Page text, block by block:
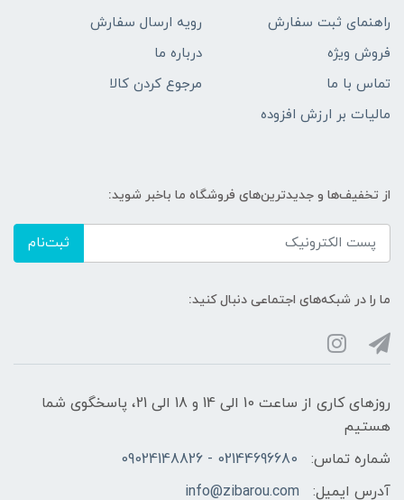
راهنمای ثبت سفارش
رویه ارسال سفارش
فروش ویژه
درباره ما
تماس با ما
مرجوع کردن کالا
مالیات بر ارزش افزوده
از تخفیف‌ها و جدیدترین‌های فروشگاه ما باخبر شوید:
ثبت‌نام
ما را در شبکه‌های اجتماعی دنبال کنید:
روزهای کاری از ساعت 10 الی 14 و 18 الی 21، پاسخگوی شما
هستیم
شماره تماس:
02144696680 - 09024148826
آدرس ایمیل:
info@zibarou.com